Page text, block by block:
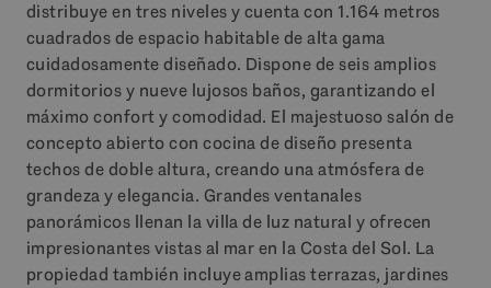
distribuye en tres niveles y cuenta con 1.164 metros
cuadrados de espacio habitable de alta gama
cuidadosamente diseñado. Dispone de seis amplios
dormitorios y nueve lujosos baños, garantizando el
máximo confort y comodidad. El majestuoso salón de
concepto abierto con cocina de diseño presenta
techos de doble altura, creando una atmósfera de
grandeza y elegancia. Grandes ventanales
panorámicos llenan la villa de luz natural y ofrecen
impresionantes vistas al mar en la Costa del Sol. La
propiedad también incluye amplias terrazas, jardines